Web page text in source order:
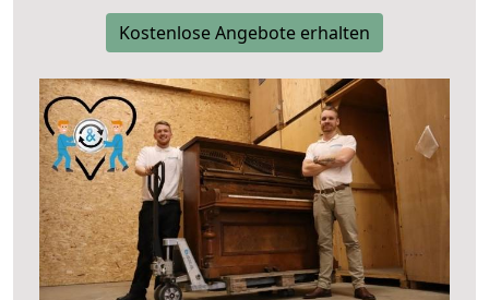
Kostenlose Angebote erhalten